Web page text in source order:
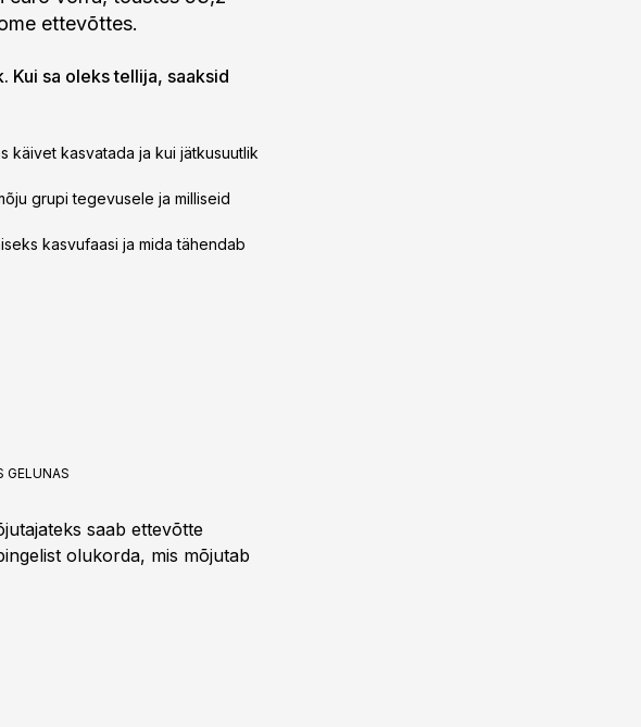
ettevõttes.
Kui sa oleks tellija, saaksid
käivet kasvatada ja kui jätkusuutlik
grupi tegevusele ja milliseid
kasvufaasi ja mida tähendab
GELUNAS
saab ettevõtte
olukorda, mis mõjutab